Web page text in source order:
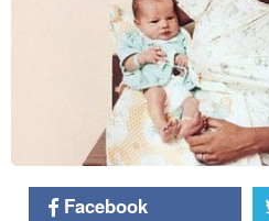
Facebook